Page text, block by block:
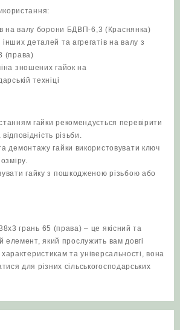
на валу борони БДВП-6,3 (Краснянка)
деталей та агрегатів на валу з
(права)
зношених гайок на
техніці
гайки рекомендується перевірити
відповідність різьби.
демонтажу гайки використовувати ключ
гайку з пошкодженою різьбою або
грань 65 (права) – це якісний та
елемент, який прослужить вам довгі
та універсальності, вона
для різних сільськогосподарських